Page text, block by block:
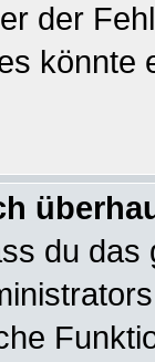
der
könnte
du